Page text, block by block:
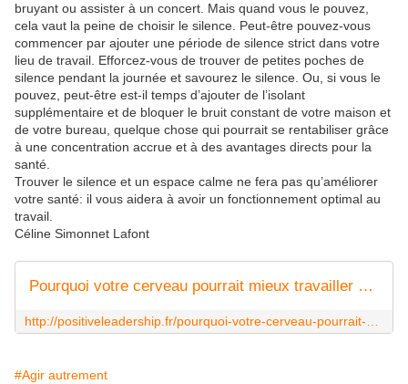
bruyant ou assister à un concert. Mais quand vous le pouvez,
cela vaut la peine de choisir le silence. Peut-être pouvez-vous
commencer par ajouter une période de silence strict dans votre
lieu de travail. Efforcez-vous de trouver de petites poches de
silence pendant la journée et savourez le silence. Ou, si vous le
pouvez, peut-être est-il temps d’ajouter de l’isolant
supplémentaire et de bloquer le bruit constant de votre maison et
de votre bureau, quelque chose qui pourrait se rentabiliser grâce
à une concentration accrue et à des avantages directs pour la
santé.
Trouver le silence et un espace calme ne fera pas qu’améliorer
votre santé: il vous aidera à avoir un fonctionnement optimal au
travail.
Céline Simonnet Lafont
Pourquoi votre cerveau pourrait mieux travailler en silence
#Agir autrement